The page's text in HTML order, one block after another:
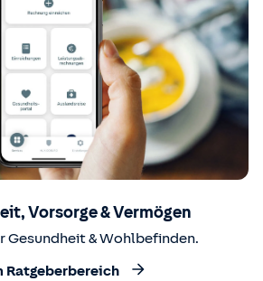
Vorsorge & Vermögen
Gesundheit & Wohlbefinden.
Ratgeberbereich